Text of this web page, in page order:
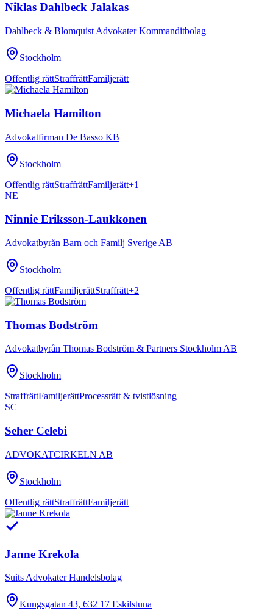
Niklas Dahlbeck Jalakas
Dahlbeck & Blomquist Advokater Kommanditbolag
Stockholm
Offentlig rättStraffrättFamiljerätt
Michaela Hamilton
Advokatfirman De Basso KB
Stockholm
Offentlig rättStraffrättFamiljerätt+1
NE
Ninnie Eriksson-Laukkonen
Advokatbyrån Barn och Familj Sverige AB
Stockholm
Offentlig rättFamiljerättStraffrätt+2
Thomas Bodström
Advokatbyrån Thomas Bodström & Partners Stockholm AB
Stockholm
StraffrättFamiljerättProcessrätt & tvistlösning
SC
Seher Celebi
ADVOKATCIRKELN AB
Stockholm
Offentlig rättStraffrättFamiljerätt
Janne Krekola
Suits Advokater Handelsbolag
Kungsgatan 43, 632 17 Eskilstuna